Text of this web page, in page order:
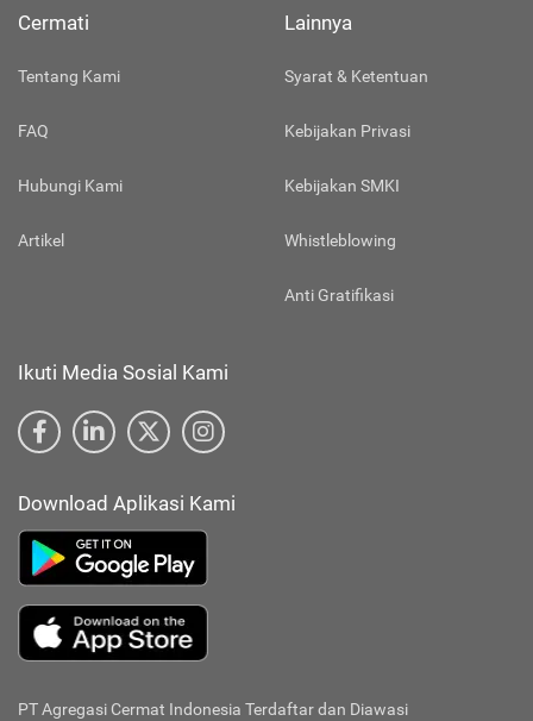
Cermati
Tentang Kami
FAQ
Hubungi Kami
Artikel
Lainnya
Syarat & Ketentuan
Kebijakan Privasi
Kebijakan SMKI
Whistleblowing
Anti Gratifikasi
Ikuti Media Sosial Kami
Download Aplikasi Kami
PT Agregasi Cermat Indonesia Terdaftar dan Diawasi